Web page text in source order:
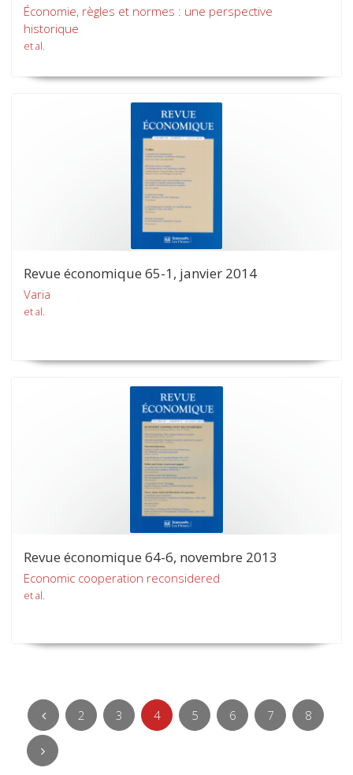
Économie, règles et normes : une perspective
historique
et al.
Revue économique 65-1, janvier 2014
Varia
et al.
Revue économique 64-6, novembre 2013
Economic cooperation reconsidered
et al.
2 3 4 5 6 7 8